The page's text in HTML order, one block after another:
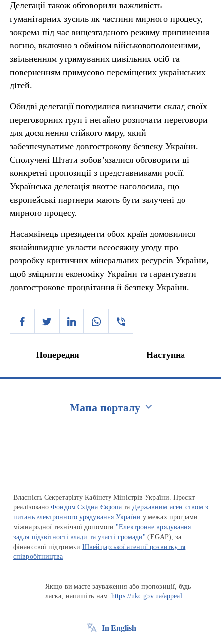
Делегації також обговорили важливість
гуманітарних зусиль як частини мирного процесу,
зокрема під час вищезгаданого режиму припинення
вогню, включно з обміном військовополоненими,
звільненням утримуваних цивільних осіб та
поверненням примусово переміщених українських
дітей.
Обидві делегації погодилися визначити склад своїх
переговорних груп і негайно розпочати переговори
для досягнення стійкого миру, який
забезпечуватиме довгострокову безпеку України.
Сполучені Штати зобов’язалися обговорити ці
конкретні пропозиції з представниками росії.
Українська делегація вкотре наголосила, що
європейські партнери мають бути залучені до
мирного процесу.
Насамкінець президенти обох країн домовилися
якнайшвидше укласти всеосяжну угоду про
розробку критичних мінеральних ресурсів України,
щоб зміцнити економіку України та гарантувати
довгострокове процвітання й безпеку України.
Попередня Наступна
Мапа порталу
Власність Секретаріату Кабінету Міністрів України. Проєкт
реалізованоФондом Східна Європа та Державним агентством з
питань електронного урядування України у межах програми
міжнародної технічної допомоги "Електронне врядування
задля підзвітності влади та участі громади" (EGAP), за
фінансової підтримкиШвейцарської агенції розвитку та
співробітництва
Якщо ви маєте зауваження або пропозиції, будь
ласка, напишіть нам:https://ukc.gov.ua/appeal
In English